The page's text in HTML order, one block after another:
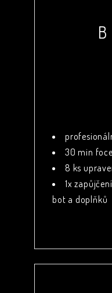
30 min
8 ks
1x
bot a doplňků